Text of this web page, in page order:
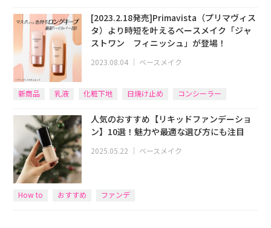
[2023.2.18発売]Primavista（プリマヴィス
タ）より時短を叶えるベースメイク「ジャ
ストワン フィニッシュ」が登場！
2023.08.04 ｜ ベースメイク
新商品 乳液 化粧下地 日焼け止め コンシーラー
人気のおすすめ【リキッドファンデーショ
ン】10選！魅力や最適な選び方にも注目
2025.05.22 ｜ ベースメイク
How to おすすめ ファンデ